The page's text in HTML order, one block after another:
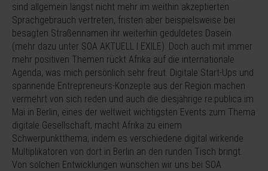
sind allgemein längst nicht mehr im weithin akzeptierten
Sprachgebrauch vertreten, fristen aber beispielsweise bei
besagten Straßennamen ihr weiterhin geduldetes Dasein
(mehr dazu unter SOA AKTUELL I EXILE). Doch auch mit immer
mehr positiven Themen rückt Afrika auf die internationale
Agenda, was mich persönlich sehr freut. Digitale Start-Ups und
spannende Entrepreneurs-Konzepte aus der Region machen
vermehrt von sich reden und auch die diesjährige re:publica im
Mai in Berlin, eines der weltweit wichtigsten Events zum Thema
digitale Gesellschaft, macht Afrika zu einem
Schwerpunktthema, indem es verschiedene digital wirkende
Multiplikatoren von dort in Berlin an den runden Tisch bringt.
Von solchen Entwicklungen wünschen wir uns bei SOA